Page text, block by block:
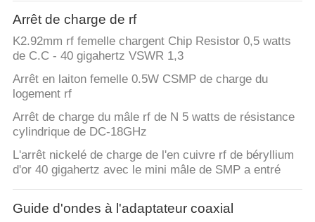
Arrêt de charge de rf
K2.92mm rf femelle chargent Chip Resistor 0,5 watts
de C.C - 40 gigahertz VSWR 1,3
Arrêt en laiton femelle 0.5W CSMP de charge du
logement rf
Arrêt de charge du mâle rf de N 5 watts de résistance
cylindrique de DC-18GHz
L'arrêt nickelé de charge de l'en cuivre rf de béryllium
d'or 40 gigahertz avec le mini mâle de SMP a entré
Guide d'ondes à l'adaptateur coaxial